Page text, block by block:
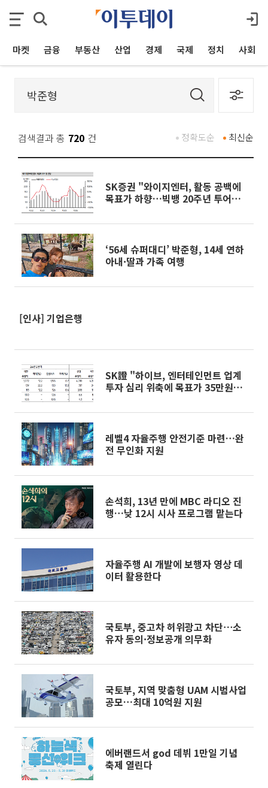
마켓 금융 부동산 산업 경제 국제 정치 사회
검색결과 총 720 건 최신순
정확도순
SK증권 "와이지엔터, 활동 공백에
목표가 하향…빅뱅 20주년 투어가
‘56세 슈퍼대디’ 박준형, 14세 연하
아내·딸과 가족 여행
[인사] 기업은행
SK證 "하이브, 엔터테인먼트 업계
투자 심리 위축에 목표가 35만원
레벨4 자율주행 안전기준 마련…완
전 무인화 지원
손석희, 13년 만에 MBC 라디오 진
행…낮 12시 시사 프로그램 맡는다
자율주행 AI 개발에 보행자 영상 데
이터 활용한다
국토부, 중고차 허위광고 차단⋯소
유자 동의·정보공개 의무화
국토부, 지역 맞춤형 UAM 시범사업
공모…최대 10억원 지원
에버랜드서 god 데뷔 1만일 기념
축제 열린다